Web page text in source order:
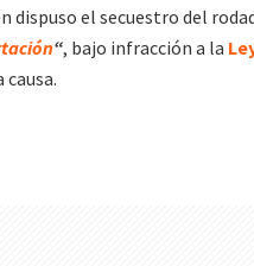
dispuso el secuestro del
“, bajo infracción a la